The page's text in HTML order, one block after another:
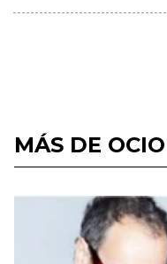
MÁS DE OCIO